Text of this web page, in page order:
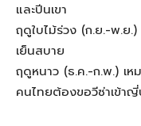
และปีนเขา
ฤดูใบไม้ร่วง (ก.ย.-พ.ย.)
เย็นสบาย
ฤดูหนาว (ธ.ค.-ก.พ.) เห
คนไทยต้องขอวีซ่าเข้า